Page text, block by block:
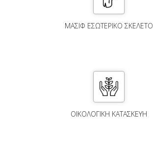
ΜΑΣΙΦ ΕΣΩΤΕΡΙΚΟ ΣΚΕΛΕΤΟ
ΟΙΚΟΛΟΓΙΚΗ ΚΑΤΑΣΚΕΥΗ